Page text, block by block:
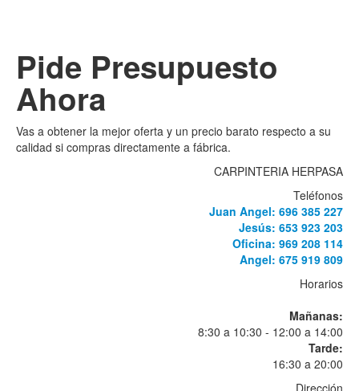
Pide Presupuesto
Ahora
Vas a obtener la mejor oferta y un precio barato respecto a su
calidad si compras directamente a fábrica.
CARPINTERIA HERPASA
Teléfonos
Juan Angel: 696 385 227
Jesús: 653 923 203
Oficina: 969 208 114
Angel: 675 919 809
Horarios
Mañanas:
8:30 a 10:30 - 12:00 a 14:00
Tarde:
16:30 a 20:00
Dirección